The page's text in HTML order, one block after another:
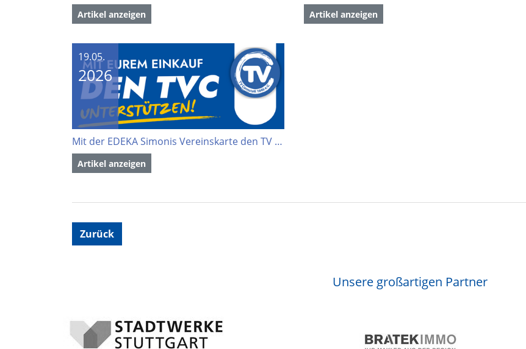
Artikel anzeigen Artikel anzeigen
19.05.
2026
Mit der EDEKA Simonis Vereinskarte den TV Cannstatt unterstützen
Artikel anzeigen
Zurück
Unsere großartigen Partner